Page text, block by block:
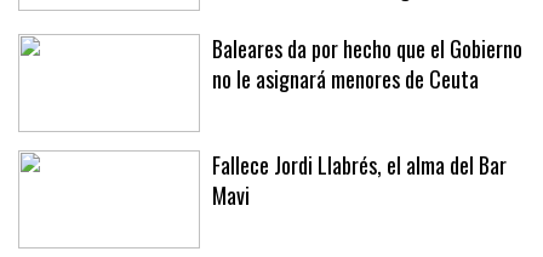
total de Sol del 12 de agosto
Baleares da por hecho que el Gobierno
Fallece Jordi Llabrés, el alma del Bar